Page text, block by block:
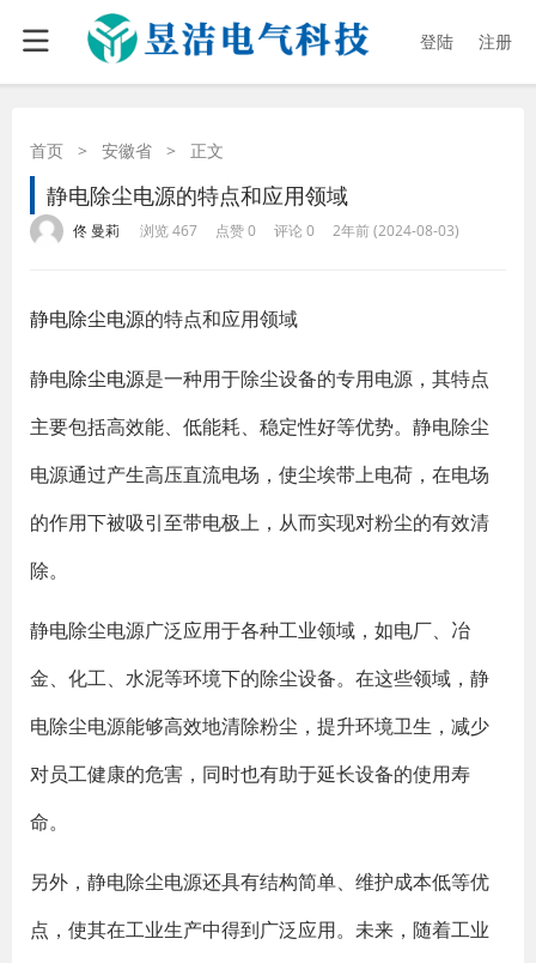
登陆 注册
首页 > 安徽省 > 正文
静电除尘电源的特点和应用领域
佟 曼莉 浏览 467 点赞 0 评论 0 2年前 (2024-08-03)
静电除尘电源的特点和应用领域
静电除尘电源是一种用于除尘设备的专用电源，其特点
主要包括高效能、低能耗、稳定性好等优势。静电除尘
电源通过产生高压直流电场，使尘埃带上电荷，在电场
的作用下被吸引至带电极上，从而实现对粉尘的有效清
除。
静电除尘电源广泛应用于各种工业领域，如电厂、冶
金、化工、水泥等环境下的除尘设备。在这些领域，静
电除尘电源能够高效地清除粉尘，提升环境卫生，减少
对员工健康的危害，同时也有助于延长设备的使用寿
命。
另外，静电除尘电源还具有结构简单、维护成本低等优
点，使其在工业生产中得到广泛应用。未来，随着工业